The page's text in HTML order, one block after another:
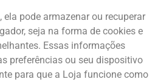
pode armazenar ou recuperar
seja na forma de cookies e
Essas informações
preferências ou seu dispositivo
para que a Loja funcione como